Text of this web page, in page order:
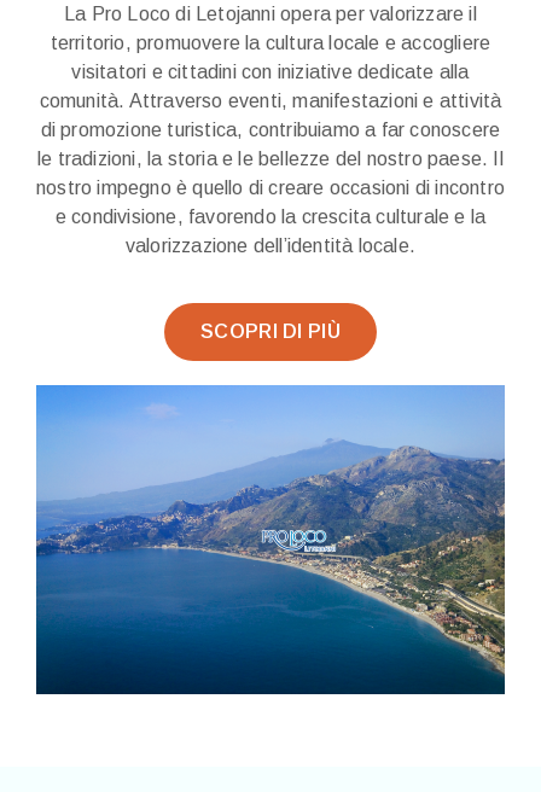
La Pro Loco di Letojanni opera per valorizzare il
territorio, promuovere la cultura locale e accogliere
visitatori e cittadini con iniziative dedicate alla
comunità. Attraverso eventi, manifestazioni e attività
di promozione turistica, contribuiamo a far conoscere
le tradizioni, la storia e le bellezze del nostro paese. Il
nostro impegno è quello di creare occasioni di incontro
e condivisione, favorendo la crescita culturale e la
valorizzazione dell’identità locale.
SCOPRI DI PIÙ